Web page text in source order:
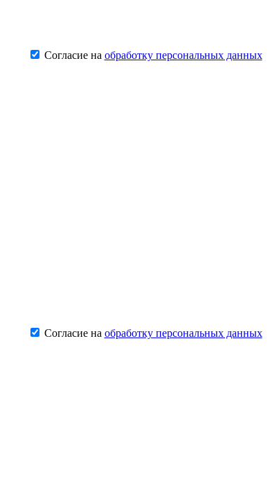
Согласие на обработку персональных данных
Согласие на обработку персональных данных